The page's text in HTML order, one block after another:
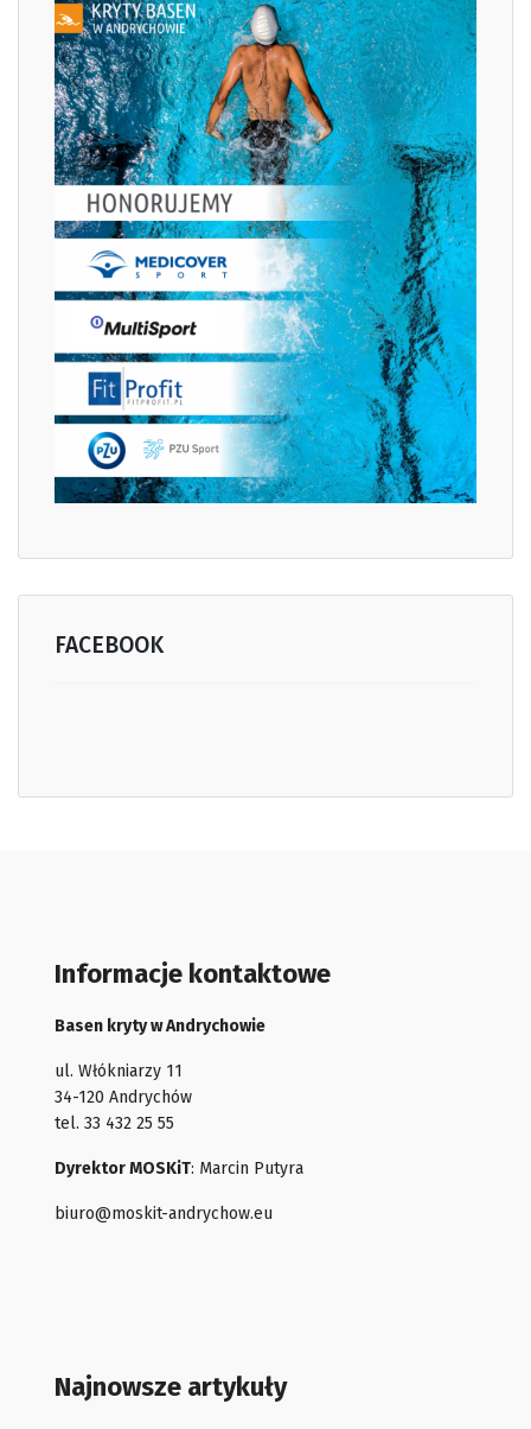
FACEBOOK
Informacje kontaktowe
Basen kryty w Andrychowie
ul. Włókniarzy 11
34-120 Andrychów
tel. 33 432 25 55
Dyrektor MOSKiT: Marcin Putyra
biuro@moskit-andrychow.eu
Najnowsze artykuły